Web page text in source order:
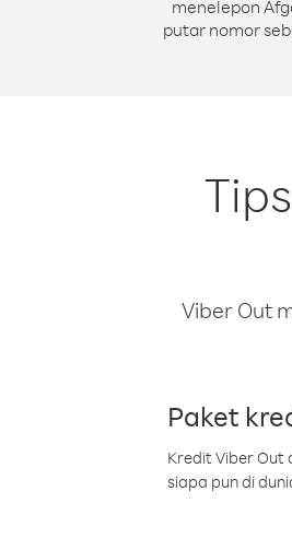
menelepon
putar nomor
Viber Out
Paket
Kredit Viber Out
siapa pun di